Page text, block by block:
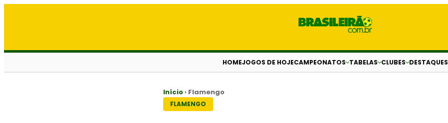
HOMEJOGOS DE HOJECAMPEONATOS TABELAS CLUBES DESTAQUES
Início › Flamengo
FLAMENGO